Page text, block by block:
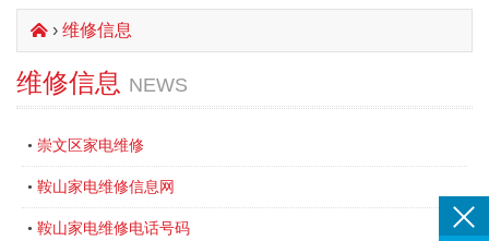
󰄫 › 维修信息
维修信息 NEWS
• 崇文区家电维修
• 鞍山家电维修信息网
• 鞍山家电维修电话号码